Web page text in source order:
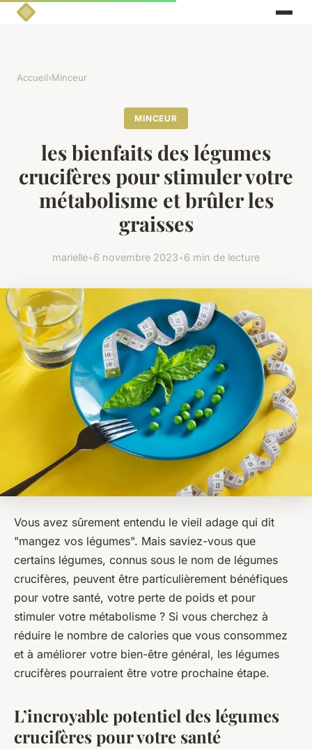
Accueil›Minceur
MINCEUR
les bienfaits des légumes
crucifères pour stimuler votre
métabolisme et brûler les
graisses
marielle•6 novembre 2023•6 min de lecture
Vous avez sûrement entendu le vieil adage qui dit
"mangez vos légumes". Mais saviez-vous que
certains légumes, connus sous le nom de légumes
crucifères, peuvent être particulièrement bénéfiques
pour votre santé, votre perte de poids et pour
stimuler votre métabolisme ? Si vous cherchez à
réduire le nombre de calories que vous consommez
et à améliorer votre bien-être général, les légumes
crucifères pourraient être votre prochaine étape.
L’incroyable potentiel des légumes
crucifères pour votre santé